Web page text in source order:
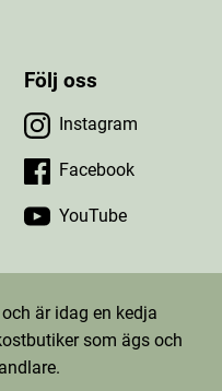
Följ oss
Instagram
Facebook
YouTube
är idag en kedja
som ägs och